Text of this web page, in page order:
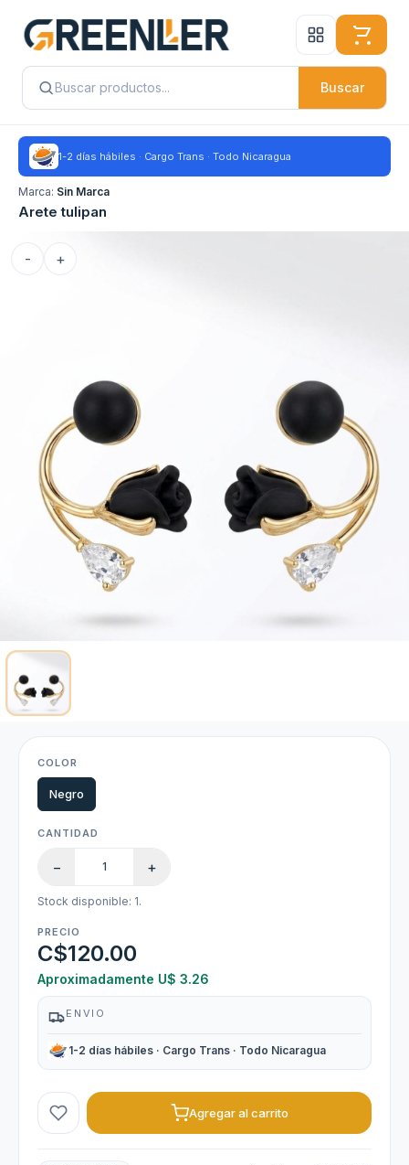
Buscar
1-2 días hábiles · Cargo Trans · Todo Nicaragua
Marca: Sin Marca
Arete tulipan
- +
PRECIO
C$120.00
Aproximadamente U$ 3.26
ENVIO
1-2 días hábiles · Cargo Trans · Todo Nicaragua
COLOR
Negro
CANTIDAD
− +
Stock disponible: 1.
Agregar al carrito